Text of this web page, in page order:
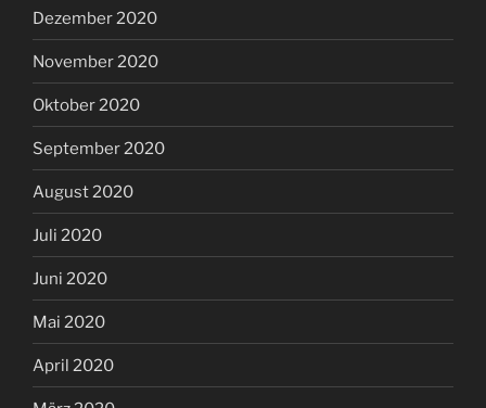
Dezember 2020
November 2020
Oktober 2020
September 2020
August 2020
Juli 2020
Juni 2020
Mai 2020
April 2020